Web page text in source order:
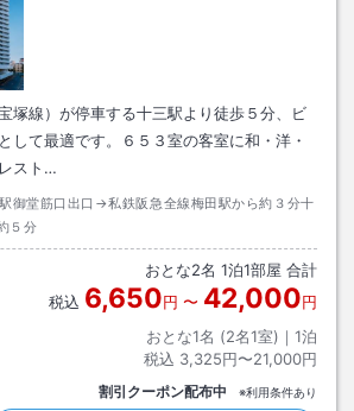
塚線）が停車する十三駅より徒歩５分、ビ
して最適です。６５３室の客室に和・洋・
スト…
駅御堂筋口出口→私鉄阪急全線梅田駅から約３分十
５分
おとな2名 1泊1部屋 合計
税込 6,650円 〜 42,000円
おとな1名 (2名1室)｜ 1泊
税込 3,325円〜21,000円
割引クーポン配布中 ※利用条件あり